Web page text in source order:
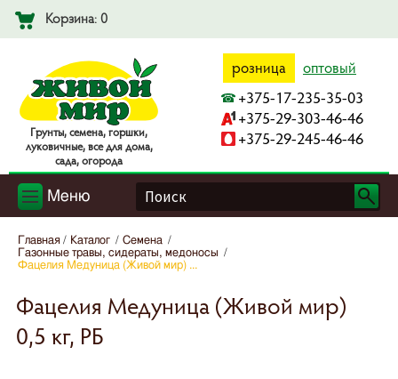
Корзина: 0
Гpyнты, ceмeнa, гopшки,
лyкoвичныe, вce для дoмa,
caдa, oгopoдa
розница оптовый
+375-17-235-35-03
+375-29-303-46-46
+375-29-245-46-46
Меню
Главная Каталог
Семена
Газонные травы, сидераты, медоносы
Фацелия Медуница (Живой мир) ...
Фацелия Медуница (Живой мир)
0,5 кг, РБ